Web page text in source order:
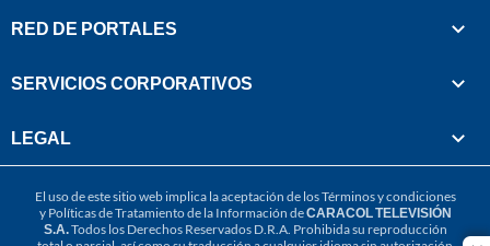
RED DE PORTALES
SERVICIOS CORPORATIVOS
LEGAL
El uso de este sitio web implica la aceptación de losTérminos y condiciones
y Políticas de Tratamiento de la Información deCARACOL TELEVISIÓN
S.A.Todos los Derechos Reservados D.R.A. Prohibida su reproducción